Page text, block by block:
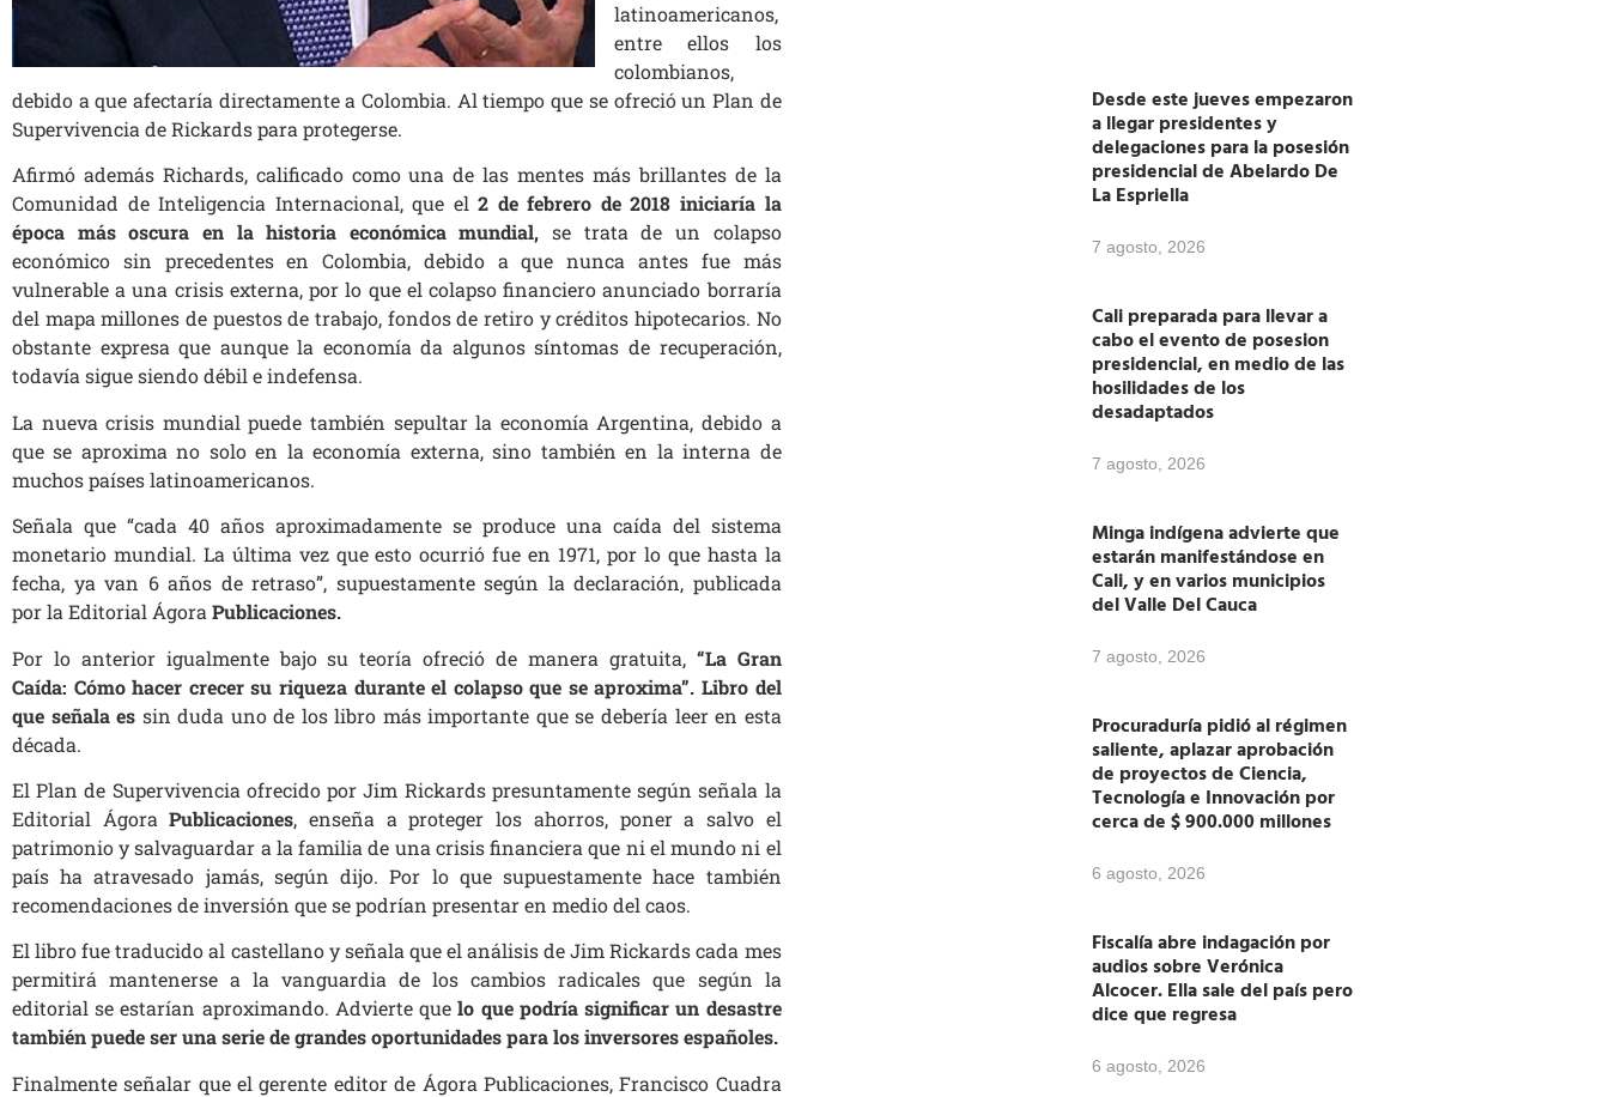
latinoamericanos,
entre ellos los
colombianos,
debido a que afectaría directamente a Colombia. Al tiempo que se ofreció un Plan de
Supervivencia de Rickards para protegerse.
Afirmó además Richards, calificado como una de las mentes más brillantes de la
Comunidad de Inteligencia Internacional, que el2 de febrero de 2018 iniciaría la
época más oscura en la historia económica mundial, se trata de un colapso
económico sin precedentes en Colombia, debido a que nunca antes fue más
vulnerable a una crisis externa, por lo que el colapso financiero anunciado borraría
del mapa millones de puestos de trabajo, fondos de retiro y créditos hipotecarios. No
obstante expresa que aunque la economía da algunos síntomas de recuperación,
todavía sigue siendo débil e indefensa.
La nueva crisis mundial puede también sepultar la economía Argentina, debido a
que se aproxima no solo en la economía externa, sino también en la interna de
muchos países latinoamericanos.
Señala que “cada 40 años aproximadamente se produce una caída del sistema
monetario mundial. La última vez que esto ocurrió fue en 1971, por lo que hasta la
fecha, ya van 6 años de retraso”, supuestamente según la declaración, publicada
por la Editorial ÁgoraPublicaciones.
Por lo anterior igualmente bajo su teoría ofreció de manera gratuita, “La Gran
Caída: Cómo hacer crecer su riqueza durante el colapso que se aproxima”. Libro del
que señala es sin duda uno de los libro más importante que se debería leer en esta
década.
El Plan de Supervivencia ofrecido por Jim Rickards presuntamente según señala la
Editorial ÁgoraPublicaciones, enseña a proteger los ahorros, poner a salvo el
patrimonio y salvaguardar a la familia de una crisis financiera que ni el mundo ni el
país ha atravesado jamás, según dijo. Por lo que supuestamente hace también
recomendaciones de inversión que se podrían presentar en medio del caos.
El libro fue traducido al castellano y señala que el análisis de Jim Rickards cada mes
permitirá mantenerse a la vanguardia de los cambios radicales que según la
editorial se estarían aproximando. Advierte quelo que podría significar un desastre
también puede ser una serie de grandes oportunidades para los inversores españoles.
Finalmente señalar que el gerente editor de Ágora Publicaciones, Francisco Cuadra
Desde este jueves empezaron
a llegar presidentes y
delegaciones para la posesión
presidencial de Abelardo De
La Espriella
7 agosto, 2026
Cali preparada para llevar a
cabo el evento de posesion
presidencial, en medio de las
hosilidades de los
desadaptados
7 agosto, 2026
Minga indígena advierte que
estarán manifestándose en
Cali, y en varios municipios
del Valle Del Cauca
7 agosto, 2026
Procuraduría pidió al régimen
saliente, aplazar aprobación
de proyectos de Ciencia,
Tecnología e Innovación por
cerca de $ 900.000 millones
6 agosto, 2026
Fiscalía abre indagación por
audios sobre Verónica
Alcocer. Ella sale del país pero
dice que regresa
6 agosto, 2026